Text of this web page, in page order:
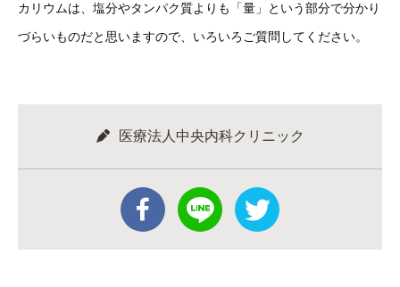
カリウムは、塩分やタンパク質よりも「量」という部分で分かり
づらいものだと思いますので、いろいろご質問してください。
医療法人中央内科クリニック